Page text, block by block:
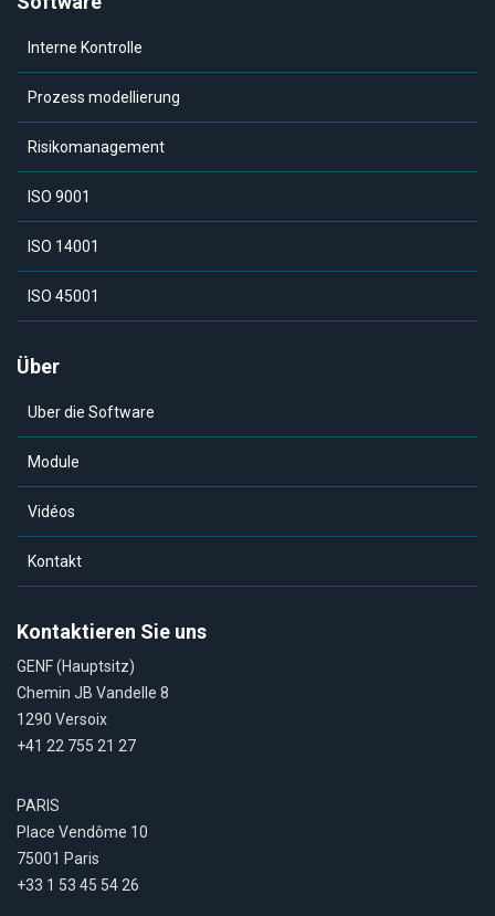
Interne Kontrolle
Prozess modellierung
Risikomanagement
ISO 9001
ISO 14001
ISO 45001
Über
Uber die Software
Module
Vidéos
Kontakt
Kontaktieren Sie uns
GENF (Hauptsitz)
Chemin JB Vandelle 8
1290 Versoix
+41 22 755 21 27
PARIS
Place Vendôme 10
75001 Paris
+33 1 53 45 54 26